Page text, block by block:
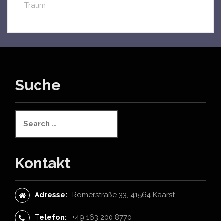
Traum
Suche
a
c
h
f
o
r
:
Kontakt
Adresse: Römerstraße 33, 41564 Kaarst
Telefon: +49 163 200 8770